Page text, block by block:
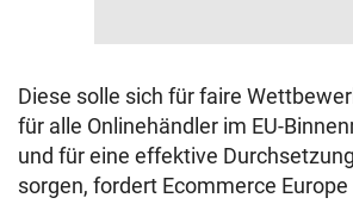
Diese solle sich für faire
für alle Onlinehändler im EU-
und für eine effektive
sorgen, fordert Ecommerce